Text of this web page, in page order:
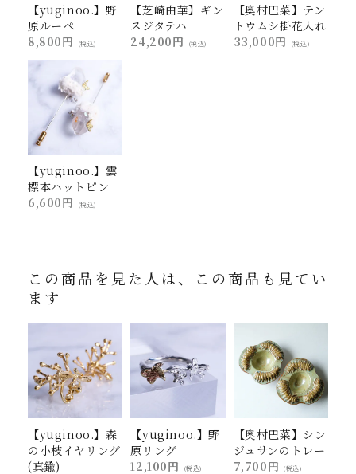
【yuginoo.】野
原ルーペ
8,800円
(税込)
【芝崎由華】ギン
スジタテハ
24,200円
(税込)
【奥村巴菜】テン
トウムシ掛花入れ
33,000円
(税込)
【yuginoo.】雲
標本ハットピン
6,600円
(税込)
この商品を見た人は、この商品も見てい
ます
【yuginoo.】森
の小枝イヤリング
(真鍮)
【yuginoo.】野
原リング
12,100円
(税込)
【奥村巴菜】シン
ジュサンのトレー
7,700円
(税込)